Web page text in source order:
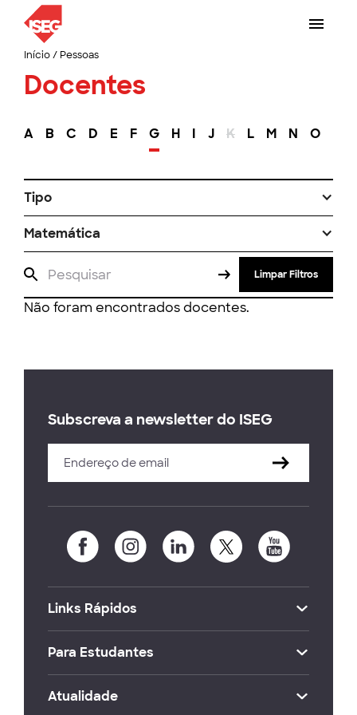
Início/ Pessoas
Docentes
A B C D E F G H I J K L M N O
Tipo
Matemática
Limpar Filtros
Não foram encontrados docentes.
Subscreva a newsletter do ISEG
Links Rápidos
Para Estudantes
Atualidade